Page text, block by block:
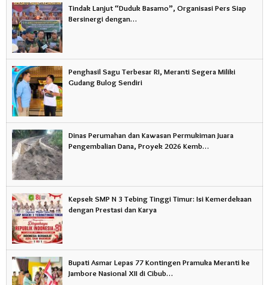
Tindak Lanjut “Duduk Basamo”, Organisasi Pers Siap
Bersinergi dengan…
Penghasil Sagu Terbesar RI, Meranti Segera Miliki
Gudang Bulog Sendiri
Dinas Perumahan dan Kawasan Permukiman Juara
Pengembalian Dana, Proyek 2026 Kemb…
Kepsek SMP N 3 Tebing Tinggi Timur: Isi Kemerdekaan
dengan Prestasi dan Karya
Bupati Asmar Lepas 77 Kontingen Pramuka Meranti ke
Jambore Nasional XII di Cibub…